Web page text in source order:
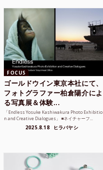
FOCUS
ゴールドウイン東京本社にて、
フォトグラファー柏倉陽介によ
る写真展＆体験...
「Endless Yosuke Kashiwakura Photo Exhibitio
n and Creative Dialogues」 ■ネイチャーフ...
2025.8.18 ヒラバヤシ